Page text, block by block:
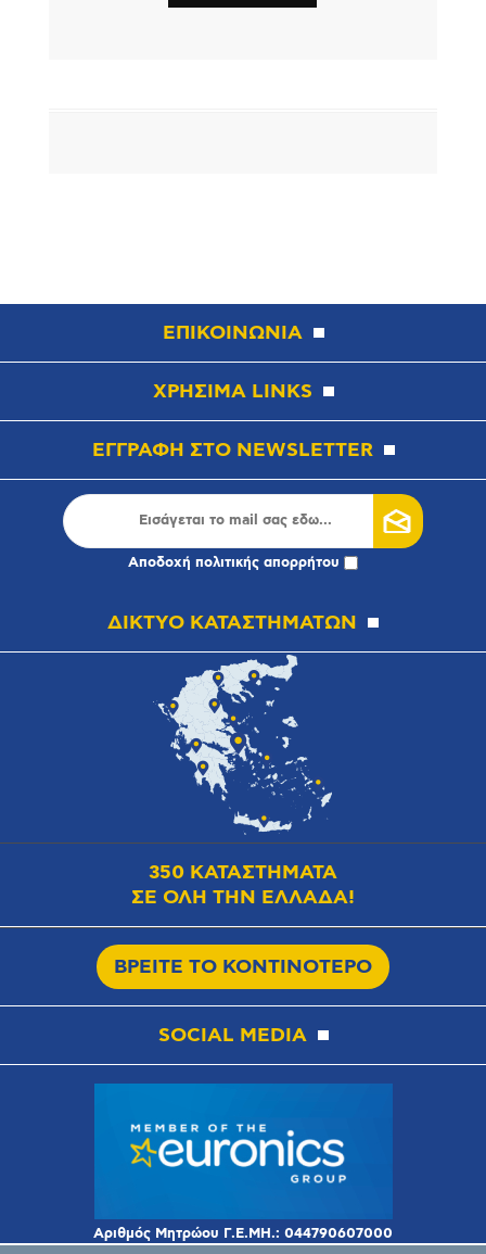
ΕΠΙΚΟΙΝΩΝΙΑ
ΧΡΗΣΙΜΑ LINKS
ΕΓΓΡΑΦΗ ΣΤΟ NEWSLETTER
Αποδοχή πολιτικής απορρήτου
ΔΙΚΤΥΟ ΚΑΤΑΣΤΗΜΑΤΩΝ
350 ΚΑΤΑΣΤΗΜΑΤΑ
ΣΕ ΟΛΗ ΤΗΝ ΕΛΛΑΔΑ!
ΒΡΕΙΤΕ ΤΟ ΚΟΝΤΙΝΟΤΕΡΟ
SOCIAL MEDIA